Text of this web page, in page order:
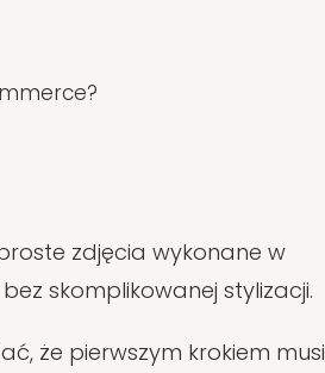
zdjęcia wykonane w
skomplikowanej stylizacji.
że pierwszym krokiem musi